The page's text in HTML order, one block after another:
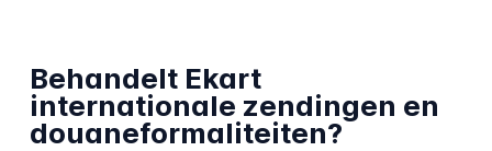
Behandelt Ekart
internationale zendingen en
douaneformaliteiten?